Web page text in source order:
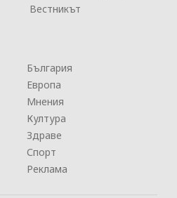
Вестникът
България
Европа
Мнения
Култура
Здраве
Спорт
Реклама